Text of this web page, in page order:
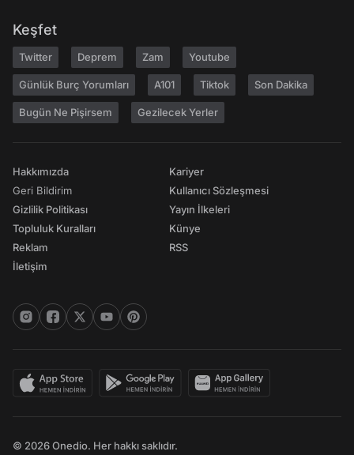
Keşfet
Twitter Deprem Zam Youtube
Günlük Burç Yorumları A101 Tiktok Son Dakika
Bugün Ne Pişirsem Gezilecek Yerler
Hakkımızda
Geri Bildirim
Gizlilik Politikası
Topluluk Kuralları
Reklam
İletişim
Kariyer
Kullanıcı Sözleşmesi
Yayın İlkeleri
Künye
RSS
© 2026 Onedio. Her hakkı saklıdır.